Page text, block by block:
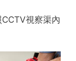
視察渠內